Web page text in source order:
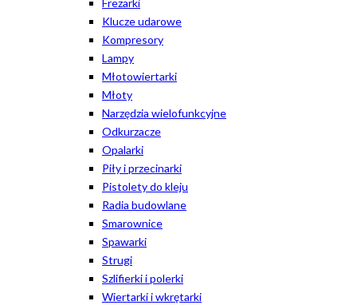
Frezarki
Klucze udarowe
Kompresory
Lampy
Młotowiertarki
Młoty
Narzędzia wielofunkcyjne
Odkurzacze
Opalarki
Piły i przecinarki
Pistolety do kleju
Radia budowlane
Smarownice
Spawarki
Strugi
Szlifierki i polerki
Wiertarki i wkrętarki